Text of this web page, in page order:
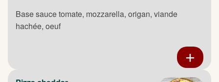
Base sauce tomate, mozzarella, origan, viande
hachée, oeuf